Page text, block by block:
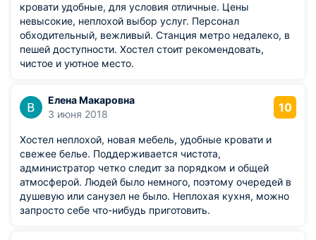
кровати удобные, для условия отличные. Цены
невысокие, неплохой выбор услуг. Персонал
обходительный, вежливый. Станция метро недалеко, в
пешей доступности. Хостел стоит рекомендовать,
чистое и уютное место.
Елена Макаровна
3 июня 2018
10
Хостел неплохой, новая мебель, удобные кровати и
свежее белье. Поддерживается чистота,
администратор четко следит за порядком и общей
атмосферой. Людей было немного, поэтому очередей в
душевую или санузел не было. Неплохая кухня, можно
запросто себе что-нибудь приготовить.